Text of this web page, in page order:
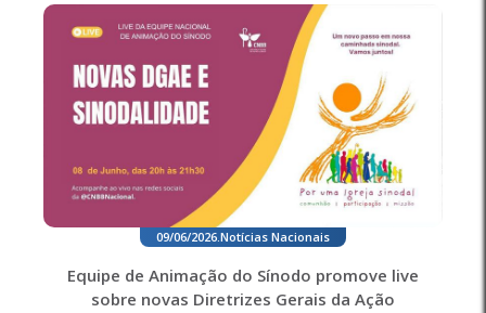
09/06/2026.Notícias Nacionais
Equipe de Animação do Sínodo promove live
sobre novas Diretrizes Gerais da Ação